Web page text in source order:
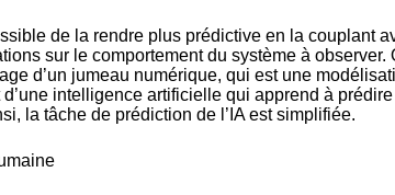
de la rendre plus prédictive en la couplant
sur le comportement du système à observer.
d’un jumeau numérique, qui est une
intelligence artificielle qui apprend à prédire
la tâche de prédiction de l’IA est simplifiée.